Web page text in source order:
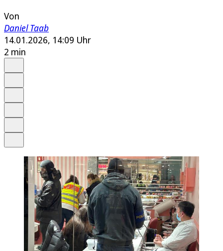
Von
Daniel Taab
14.01.2026, 14:09 Uhr
2 min